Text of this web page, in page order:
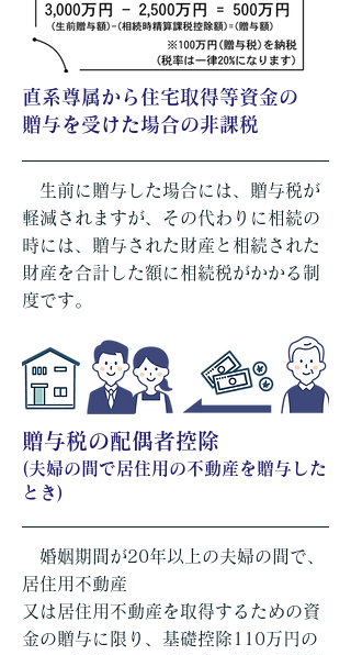
直系尊属から住宅取得等資金の
贈与を受けた場合の非課税
生前に贈与した場合には、贈与税が
軽減されますが、その代わりに相続の
時には、贈与された財産と相続された
財産を合計した額に相続税がかかる制
度です。
贈与税の配偶者控除
(夫婦の間で居住用の不動産を贈与した
とき)
婚姻期間が20年以上の夫婦の間で、
居住用不動産
又は居住用不動産を取得するための資
金の贈与に限り、基礎控除110万円の